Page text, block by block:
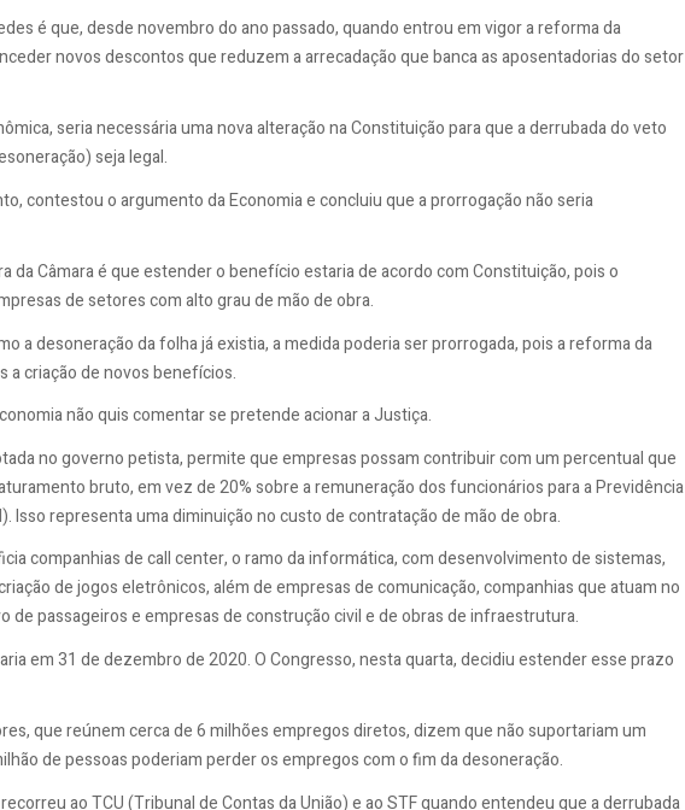
é que, desde novembro do ano passado, quando entrou em vigor a reforma da
novos descontos que reduzem a arrecadação que banca as aposentadorias do setor
seria necessária uma nova alteração na Constituição para que a derrubada do veto
seja legal.
contestou o argumento da Economia e concluiu que a prorrogação não seria
da Câmara é que estender o benefício estaria de acordo com Constituição, pois o
de setores com alto grau de mão de obra.
a desoneração da folha já existia, a medida poderia ser prorrogada, pois a reforma da
a criação de novos benefícios.
não quis comentar se pretende acionar a Justiça.
no governo petista, permite que empresas possam contribuir com um percentual que
bruto, em vez de 20% sobre a remuneração dos funcionários para a Previdência
Isso representa uma diminuição no custo de contratação de mão de obra.
companhias de call center, o ramo da informática, com desenvolvimento de sistemas,
de jogos eletrônicos, além de empresas de comunicação, companhias que atuam no
de passageiros e empresas de construção civil e de obras de infraestrutura.
em 31 de dezembro de 2020. O Congresso, nesta quarta, decidiu estender esse prazo
que reúnem cerca de 6 milhões empregos diretos, dizem que não suportariam um
de pessoas poderiam perder os empregos com o fim da desoneração.
ao TCU (Tribunal de Contas da União) e ao STF quando entendeu que a derrubada